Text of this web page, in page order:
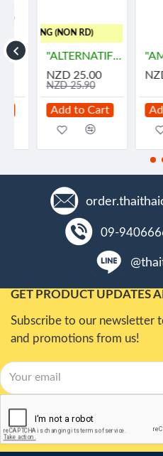
(NON RD)
"ALTERNATIF" Manuka Honey and Propolis Balm (55 grams) - น้ำผึ้ง
NZD 25.00
NZD 25.90
Add to Cart
NZD
Add
09-
GET PRODUCT UPDATES
Subscribe to our newsletter
and promotions from us!